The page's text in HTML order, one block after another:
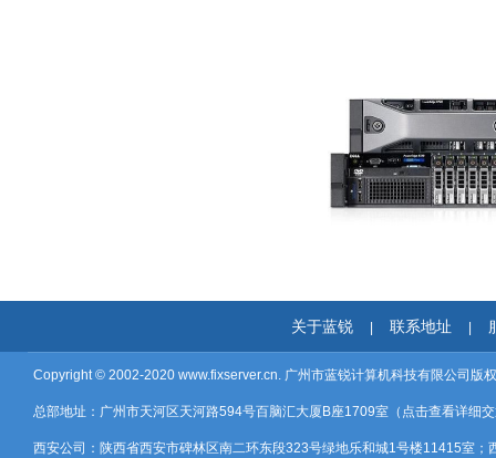
关于蓝锐 联系地址
Copyright © 2002-2020 www.fixserver.cn. 广州市蓝锐计算机科技有限公司版
总部地址：广州市天河区天河路594号百脑汇大厦B座1709室（ 点击查看详细
西安公司：陕西省西安市碑林区南二环东段323号绿地乐和城1号楼11415室；